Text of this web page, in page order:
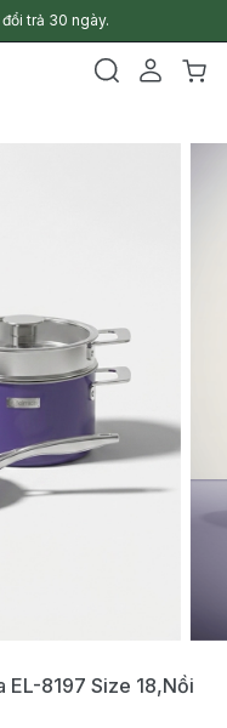
trả 30 ngày.
EL-8197 Size 18,nồi